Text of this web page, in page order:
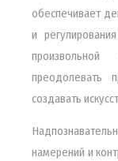
обеспечивает
и
преодолевать
создавать
намерений и